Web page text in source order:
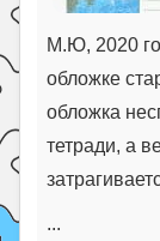
М.Ю, 2020
обложке
обложка
тетради, а
...